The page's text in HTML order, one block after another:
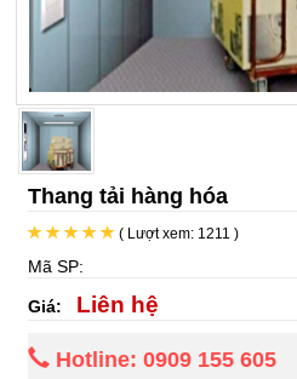
Thang tải hàng hóa
( Lượt xem: 1211 )
Mã SP:
Giá: Liên hệ
Hotline: 0909 155 605